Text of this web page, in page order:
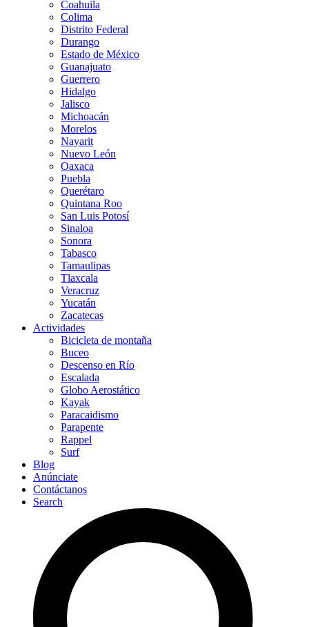
Coahuila
Colima
Distrito Federal
Durango
Estado de México
Guanajuato
Guerrero
Hidalgo
Jalisco
Michoacán
Morelos
Nayarit
Nuevo León
Oaxaca
Puebla
Querétaro
Quintana Roo
San Luis Potosí
Sinaloa
Sonora
Tabasco
Tamaulipas
Tlaxcala
Veracruz
Yucatán
Zacatecas
Actividades
Bicicleta de montaña
Buceo
Descenso en Río
Escalada
Globo Aerostático
Kayak
Paracaidismo
Parapente
Rappel
Surf
Blog
Anúnciate
Contáctanos
Search